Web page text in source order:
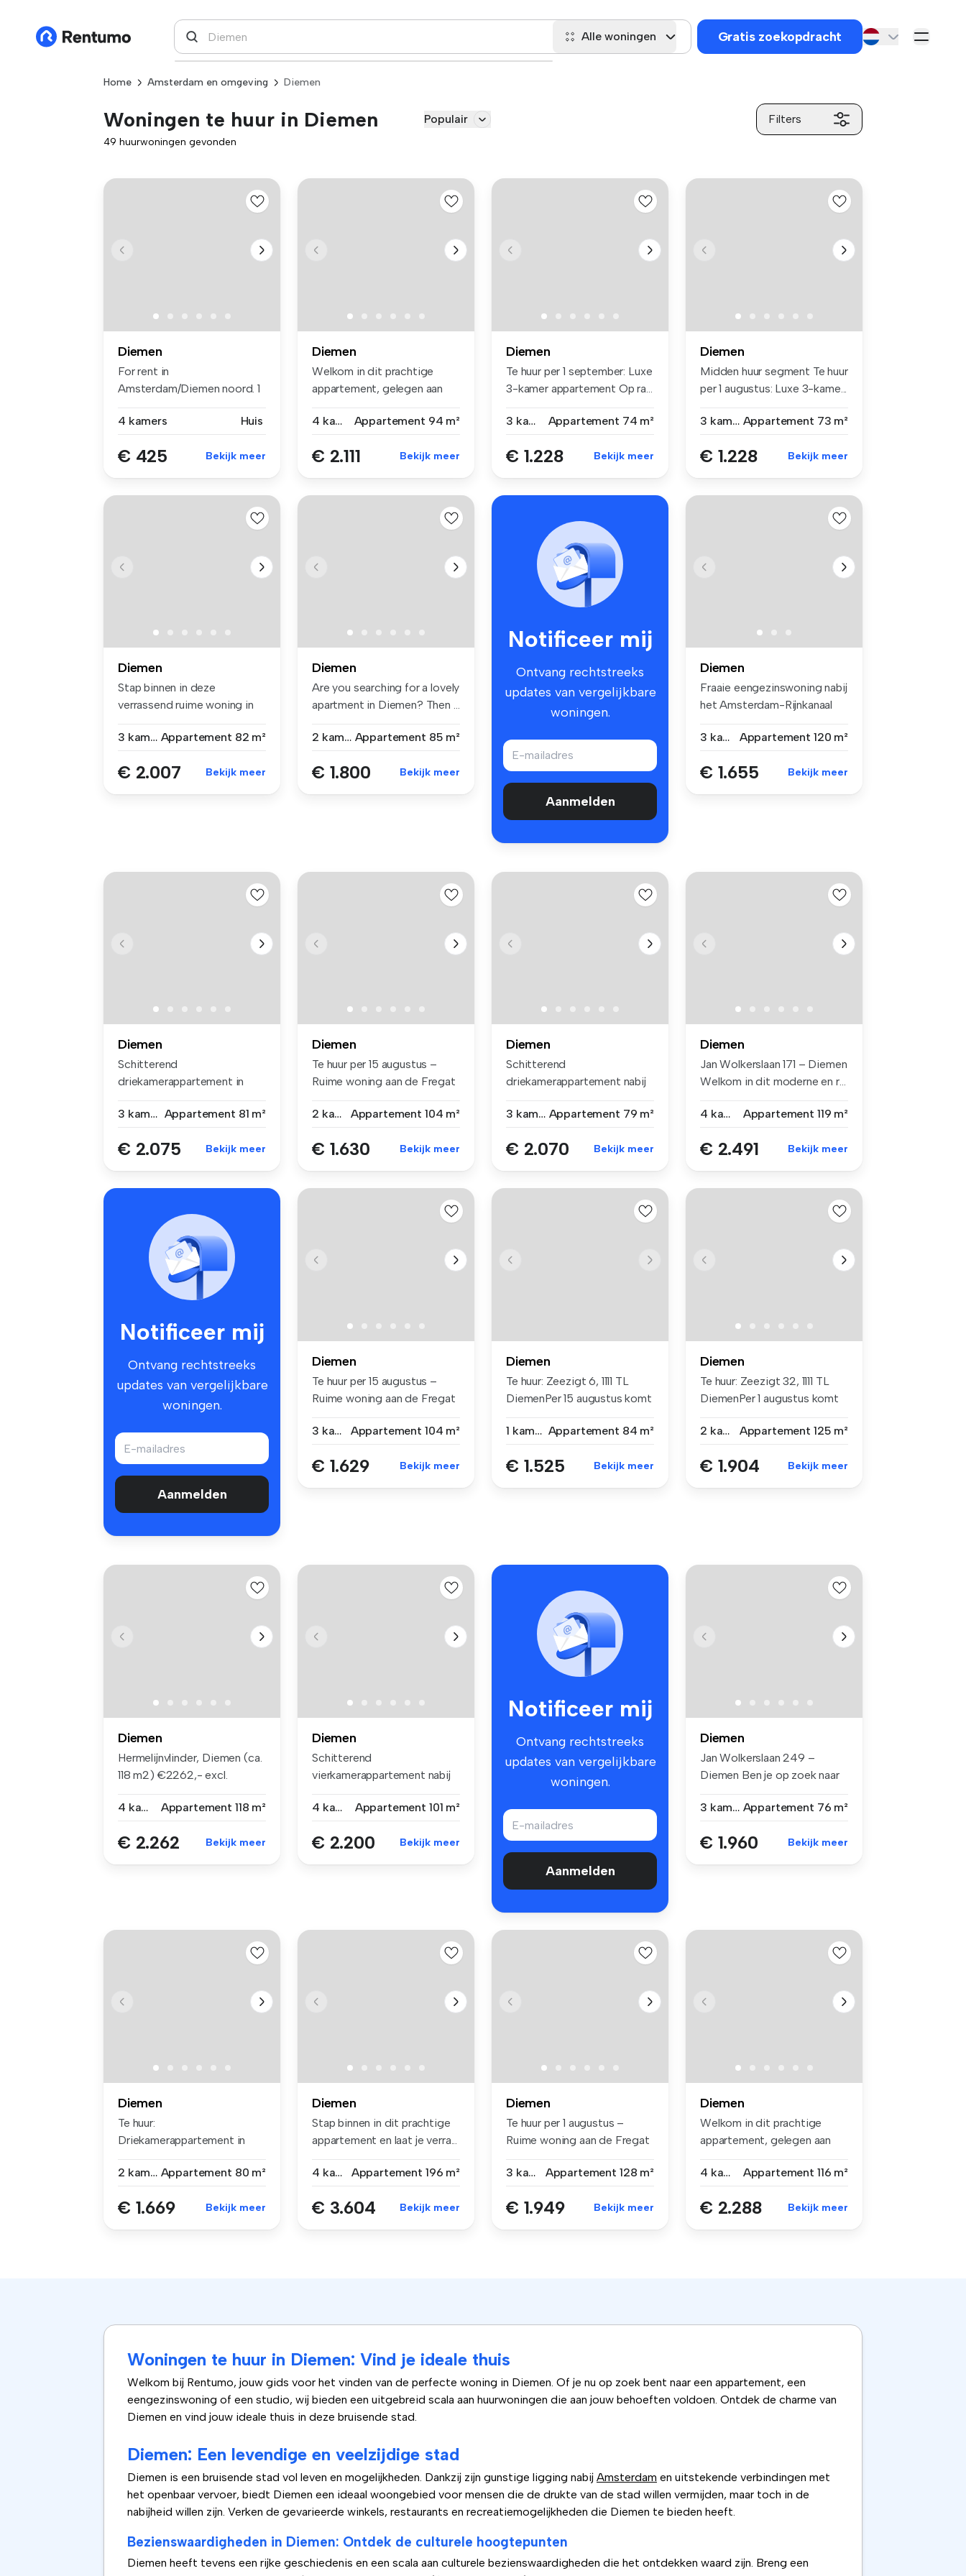
Alle woningen Gratis zoekopdracht
Home Amsterdam en omgeving Diemen
Woningen te huur in Diemen Populair Filters
49 huurwoningen gevonden
Diemen
For rent in
Amsterdam/Diemen noord. 1
4 kamers
Huis
€ 425 Bekijk meer
Diemen
Welkom in dit prachtige
appartement, gelegen aan
4 kamers
Appartement 94 m²
€ 2.111 Bekijk meer
Diemen
Te huur per 1 september: Luxe
3-kamer appartement Op ra...
3 kamers Appartement 74 m²
€ 1.228 Bekijk meer
Diemen
Midden huur segment Te huur
per 1 augustus: Luxe 3-kame...
3 kamers Appartement 73 m²
€ 1.228 Bekijk meer
Diemen
Stap binnen in deze
verrassend ruime woning in
3 kamers Appartement 82 m²
€ 2.007 Bekijk meer
Diemen
Are you searching for a lovely
apartment in Diemen? Then ...
2 kamers Appartement 85 m²
€ 1.800 Bekijk meer
Notificeer mij
Ontvang rechtstreeks
updates van vergelijkbare
woningen.
Aanmelden
Diemen
Fraaie eengezinswoning nabij
het Amsterdam-Rijnkanaal
3 kamers
Appartement 120 m²
€ 1.655 Bekijk meer
Diemen
Schitterend
driekamerappartement in
3 kamers Appartement 81 m²
€ 2.075 Bekijk meer
Diemen
Te huur per 15 augustus –
Ruime woning aan de Fregat
2 kamers
Appartement 104 m²
€ 1.630 Bekijk meer
Diemen
Schitterend
driekamerappartement nabij
3 kamers Appartement 79 m²
€ 2.070 Bekijk meer
Diemen
Jan Wolkerslaan 171 – Diemen
Welkom in dit moderne en r...
4 kamers Appartement 119 m²
€ 2.491 Bekijk meer
Notificeer mij
Ontvang rechtstreeks
updates van vergelijkbare
woningen.
Aanmelden
Diemen
Te huur per 15 augustus –
Ruime woning aan de Fregat
3 kamers
Appartement 104 m²
€ 1.629 Bekijk meer
Diemen
Te huur: Zeezigt 6, 1111 TL
DiemenPer 15 augustus komt
1 kamer Appartement 84 m²
€ 1.525 Bekijk meer
Diemen
Te huur: Zeezigt 32, 1111 TL
DiemenPer 1 augustus komt
2 kamers
Appartement 125 m²
€ 1.904 Bekijk meer
Diemen
Hermelijnvlinder, Diemen (ca.
118 m2) €2262,- excl.
4 kamers
Appartement 118 m²
€ 2.262 Bekijk meer
Diemen
Schitterend
vierkamerappartement nabij
4 kamers
Appartement 101 m²
€ 2.200 Bekijk meer
Notificeer mij
Ontvang rechtstreeks
updates van vergelijkbare
woningen.
Aanmelden
Diemen
Jan Wolkerslaan 249 –
Diemen Ben je op zoek naar
3 kamers Appartement 76 m²
€ 1.960 Bekijk meer
Diemen
Te huur:
Driekamerappartement in
2 kamers Appartement 80 m²
€ 1.669 Bekijk meer
Diemen
Stap binnen in dit prachtige
appartement en laat je verra...
4 kamers Appartement 196 m²
€ 3.604 Bekijk meer
Diemen
Te huur per 1 augustus –
Ruime woning aan de Fregat
3 kamers
Appartement 128 m²
€ 1.949 Bekijk meer
Diemen
Welkom in dit prachtige
appartement, gelegen aan
4 kamers
Appartement 116 m²
€ 2.288 Bekijk meer
Woningen te huur in Diemen: Vind je ideale thuis
Welkom bij Rentumo, jouw gids voor het vinden van de perfecte woning in Diemen. Of je nu op zoek bent naar een appartement, een
eengezinswoning of een studio, wij bieden een uitgebreid scala aan huurwoningen die aan jouw behoeften voldoen. Ontdek de charme van
Diemen en vind jouw ideale thuis in deze bruisende stad.
Diemen: Een levendige en veelzijdige stad
Diemen is een bruisende stad vol leven en mogelijkheden. Dankzij zijn gunstige ligging nabij Amsterdam en uitstekende verbindingen met
het openbaar vervoer, biedt Diemen een ideaal woongebied voor mensen die de drukte van de stad willen vermijden, maar toch in de
nabijheid willen zijn. Verken de gevarieerde winkels, restaurants en recreatiemogelijkheden die Diemen te bieden heeft.
Bezienswaardigheden in Diemen: Ontdek de culturele hoogtepunten
Diemen heeft tevens een rijke geschiedenis en een scala aan culturele bezienswaardigheden die het ontdekken waard zijn. Breng een